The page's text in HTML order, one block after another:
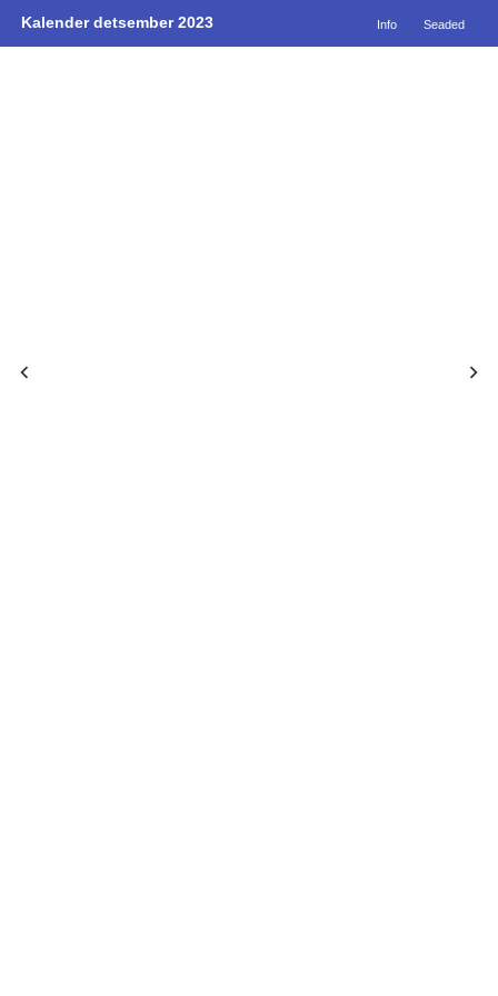
Kalender detsember 2023 Info Seaded